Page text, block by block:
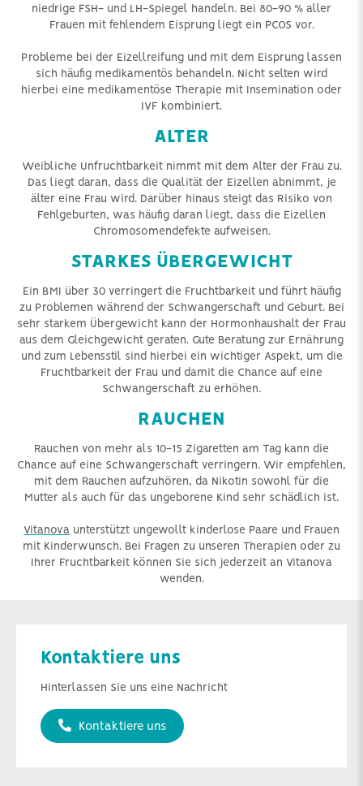
niedrige FSH- und LH-Spiegel handeln. Bei 80-90 % aller
Frauen mit fehlendem Eisprung liegt ein PCOS vor.
Probleme bei der Eizellreifung und mit dem Eisprung lassen
sich häufig medikamentös behandeln. Nicht selten wird
hierbei eine medikamentöse Therapie mit Insemination oder
IVF kombiniert.
ALTER
Weibliche Unfruchtbarkeit nimmt mit dem Alter der Frau zu.
Das liegt daran, dass die Qualität der Eizellen abnimmt, je
älter eine Frau wird. Darüber hinaus steigt das Risiko von
Fehlgeburten, was häufig daran liegt, dass die Eizellen
Chromosomendefekte aufweisen.
STARKES ÜBERGEWICHT
Ein BMI über 30 verringert die Fruchtbarkeit und führt häufig
zu Problemen während der Schwangerschaft und Geburt. Bei
sehr starkem Übergewicht kann der Hormonhaushalt der Frau
aus dem Gleichgewicht geraten. Gute Beratung zur Ernährung
und zum Lebensstil sind hierbei ein wichtiger Aspekt, um die
Fruchtbarkeit der Frau und damit die Chance auf eine
Schwangerschaft zu erhöhen.
RAUCHEN
Rauchen von mehr als 10-15 Zigaretten am Tag kann die
Chance auf eine Schwangerschaft verringern. Wir empfehlen,
mit dem Rauchen aufzuhören, da Nikotin sowohl für die
Mutter als auch für das ungeborene Kind sehr schädlich ist.
Vitanova unterstützt ungewollt kinderlose Paare und Frauen
mit Kinderwunsch. Bei Fragen zu unseren Therapien oder zu
Ihrer Fruchtbarkeit können Sie sich jederzeit an Vitanova
wenden.
Kontaktiere uns
Hinterlassen Sie uns eine Nachricht
Kontaktiere uns